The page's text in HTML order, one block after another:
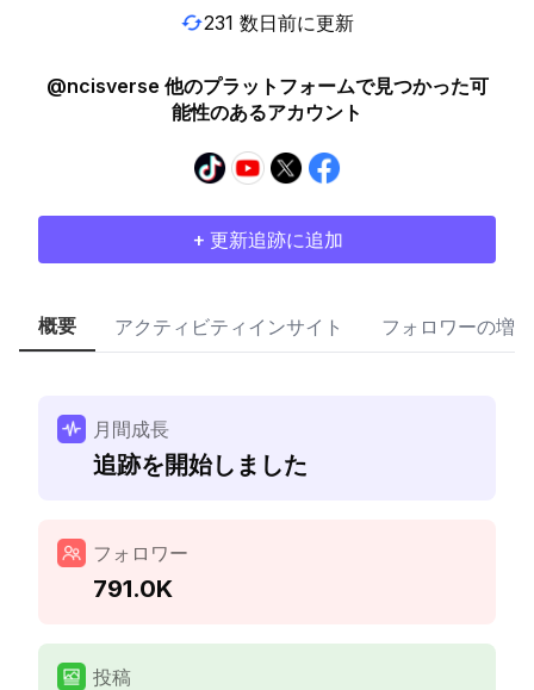
231 数日前に更新
@ncisverse 他のプラットフォームで見つかった可
能性のあるアカウント
+ 更新追跡に追加
概要 アクティビティインサイト フォロワーの増加
月間成長
追跡を開始しました
フォロワー
791.0K
投稿